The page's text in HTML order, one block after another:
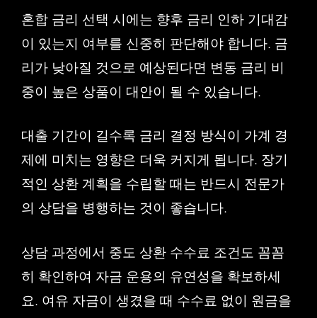
혼합 금리 선택 시에는 향후 금리 인하 기대감
이 있는지 여부를 신중히 판단해야 합니다. 금
리가 낮아질 것으로 예상된다면 변동 금리 비
중이 높은 상품이 대안이 될 수 있습니다.
대출 기간이 길수록 금리 결정 방식이 가계 경
제에 미치는 영향은 더욱 커지게 됩니다. 장기
적인 상환 계획을 수립할 때는 반드시 전문가
의 상담을 병행하는 것이 좋습니다.
상담 과정에서 중도 상환 수수료 조건도 꼼꼼
히 확인하여 자금 운용의 유연성을 확보하세
요. 여유 자금이 생겼을 때 수수료 없이 원금을